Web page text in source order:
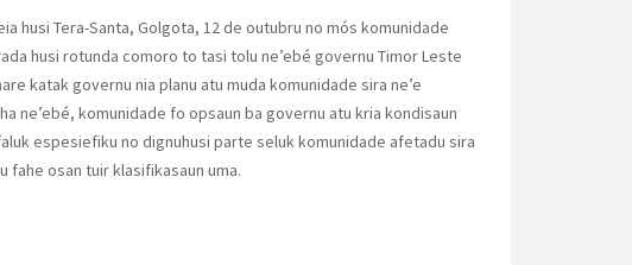
husi Tera-Santa, Golgota, 12 de outubru no mós komunidade
husi rotunda comoro to tasi tolu ne’ebé governu Timor Leste
katak governu nia planu atu muda komunidade sira ne’e
ne’ebé, komunidade fo opsaun ba governu atu kria kondisaun
espesiefiku no dignuhusi parte seluk komunidade afetadu sira
fahe osan tuir klasifikasaun uma.